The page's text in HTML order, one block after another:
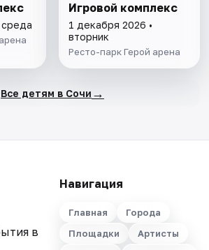
Игровой комплекс
1 декабря 2026 •
вторник
Ресто-парк Герой арена
Все детям в Сочи →
в
Навигация
Главная
Города
Площадки
Артисты